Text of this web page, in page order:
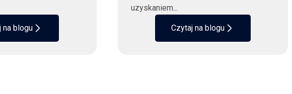
na blogu
uzyskaniem...
Czytaj na blogu